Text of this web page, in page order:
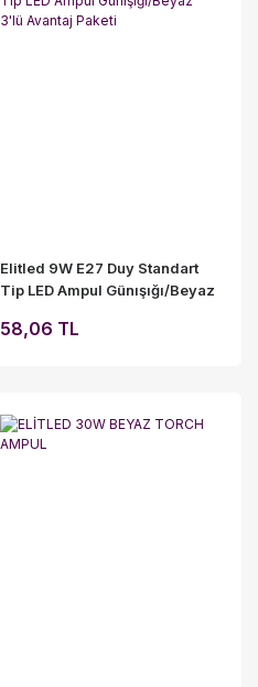
Elitled 9W E27 Duy Standart
Tip LED Ampul Günışığı/Beyaz
58,06 TL